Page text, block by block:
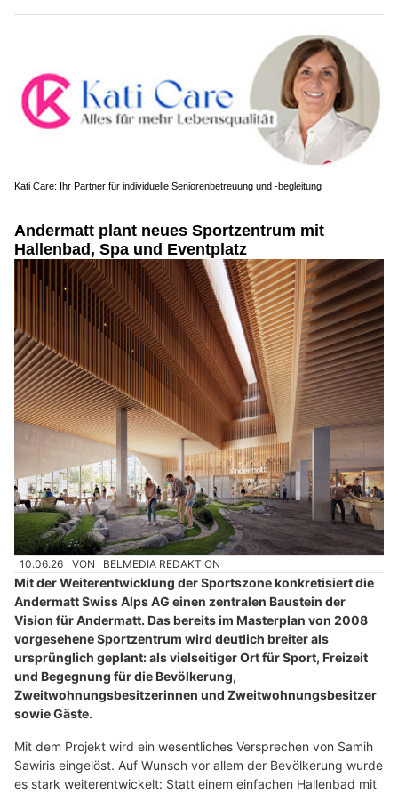
Kati Care: Ihr Partner für individuelle Seniorenbetreuung und -begleitung
Andermatt plant neues Sportzentrum mit
Hallenbad, Spa und Eventplatz
10.06.26 VON BELMEDIA REDAKTION
Mit der Weiterentwicklung der Sportszone konkretisiert die
Andermatt Swiss Alps AG einen zentralen Baustein der
Vision für Andermatt. Das bereits im Masterplan von 2008
vorgesehene Sportzentrum wird deutlich breiter als
ursprünglich geplant: als vielseitiger Ort für Sport, Freizeit
und Begegnung für die Bevölkerung,
Zweitwohnungsbesitzerinnen und Zweitwohnungsbesitzer
sowie Gäste.
Mit dem Projekt wird ein wesentliches Versprechen von Samih
Sawiris eingelöst. Auf Wunsch vor allem der Bevölkerung wurde
es stark weiterentwickelt: Statt einem einfachen Hallenbad mit